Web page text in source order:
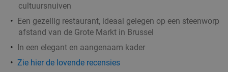
3-gangendiner à la carte
Ma Di Wo
Do
cultuursnuiven
Een gezellig restaurant, ideaal gelegen op een steenworp
afstand van de Grote Markt in Brussel
In een elegant en aangenaam kader
Zie hier de lovende recensies